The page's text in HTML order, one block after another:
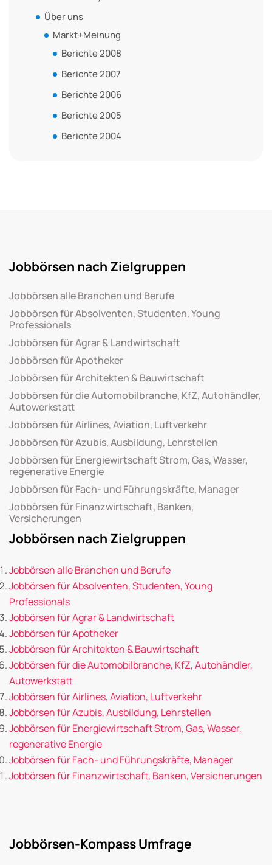
Über uns
Markt+Meinung
Berichte 2008
Berichte 2007
Berichte 2006
Berichte 2005
Berichte 2004
Jobbörsen nach Zielgruppen
Jobbörsen alle Branchen und Berufe
Jobbörsen für Absolventen, Studenten, Young
Professionals
Jobbörsen für Agrar & Landwirtschaft
Jobbörsen für Apotheker
Jobbörsen für Architekten & Bauwirtschaft
Jobbörsen für die Automobilbranche, KfZ, Autohändler,
Autowerkstatt
Jobbörsen für Airlines, Aviation, Luftverkehr
Jobbörsen für Azubis, Ausbildung, Lehrstellen
Jobbörsen für Energiewirtschaft Strom, Gas, Wasser,
regenerative Energie
Jobbörsen für Fach- und Führungskräfte, Manager
Jobbörsen für Finanzwirtschaft, Banken,
Versicherungen
Jobbörsen nach Zielgruppen
Jobbörsen alle Branchen und Berufe
Jobbörsen für Absolventen, Studenten, Young
Professionals
Jobbörsen für Agrar & Landwirtschaft
Jobbörsen für Apotheker
Jobbörsen für Architekten & Bauwirtschaft
Jobbörsen für die Automobilbranche, KfZ, Autohändler,
Autowerkstatt
Jobbörsen für Airlines, Aviation, Luftverkehr
Jobbörsen für Azubis, Ausbildung, Lehrstellen
Jobbörsen für Energiewirtschaft Strom, Gas, Wasser,
regenerative Energie
Jobbörsen für Fach- und Führungskräfte, Manager
Jobbörsen für Finanzwirtschaft, Banken, Versicherungen
Jobbörsen-Kompass Umfrage